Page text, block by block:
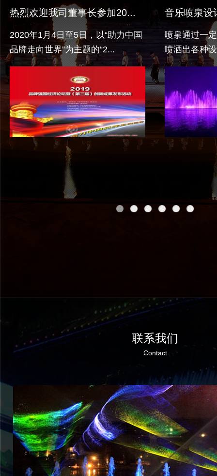
热烈欢迎我司董事长参加20...
2020年1月4日至5日，以“助力中国
品牌走向世界”为主题的“2...
音乐喷泉设
喷泉通过一
喷洒出各种
类...
联系我们
Contact